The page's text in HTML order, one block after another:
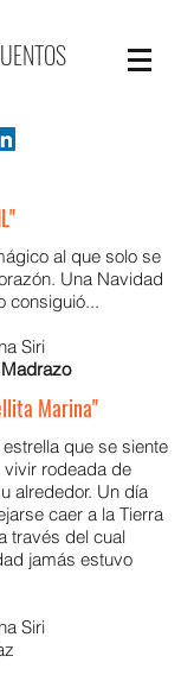
al que solo se
Una Navidad
consiguió...
Siri
Marina"
que se siente
rodeada de
alrededor. Un día
caer a la Tierra
través del cual
jamás estuvo
Siri